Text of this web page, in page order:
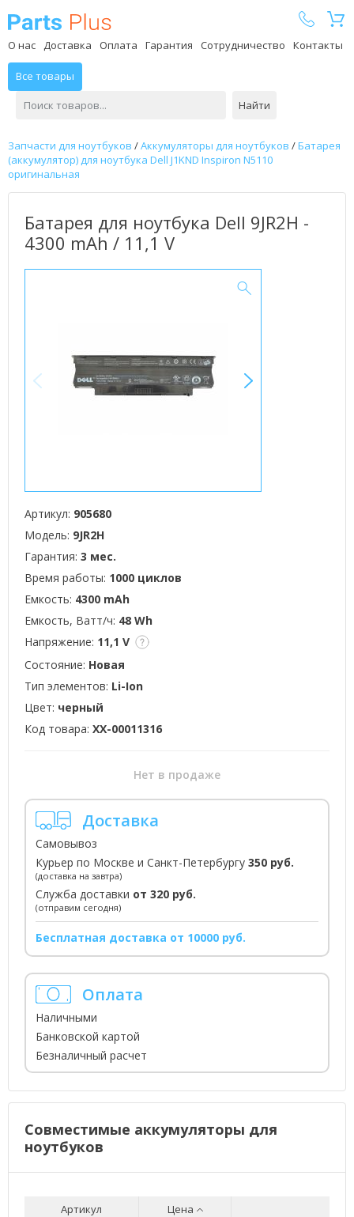
О нас Доставка Оплата Гарантия Сотрудничество Контакты
Все товары
Найти
Запчасти для ноутбуков /Аккумуляторы для ноутбуков /Батарея
(аккумулятор) для ноутбука Dell J1KND Inspiron N5110
оригинальная
Батарея для ноутбука Dell 9JR2H -
4300 mAh / 11,1 V
Артикул: 905680
Модель: 9JR2H
Гарантия: 3 мес.
Время работы: 1000 циклов
Емкость: 4300 mAh
Емкость, Ватт/ч: 48 Wh
Напряжение: 11,1 V
Состояние: Новая
Тип элементов: Li-Ion
Цвет: черный
Код товара: XX-00011316
Нет в продаже
Доставка
Самовывоз
Курьер по Москве и Санкт-Петербургу 350 руб.
(доставка на завтра)
Служба доставки от 320 руб.
(отправим сегодня)
Бесплатная доставка от 10000 руб.
Оплата
Наличными
Банковской картой
Безналичный расчет
Совместимые аккумуляторы для
ноутбуков
Артикул
Цена